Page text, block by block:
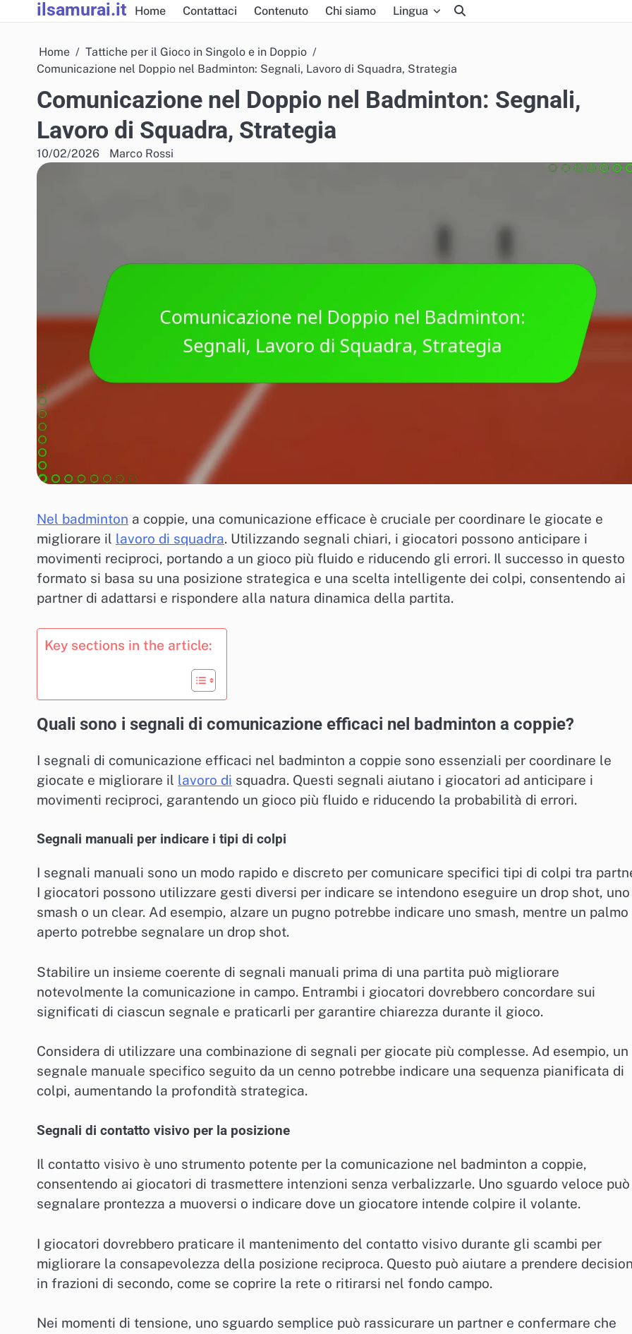
to
ilsamurai.it Home Contattaci Contenuto Chi siamo Lingua
Home
Tattiche per il Gioco in Singolo e in Doppio
Comunicazione nel Doppio nel Badminton: Segnali, Lavoro di Squadra, Strategia
Comunicazione nel Doppio nel Badminton: Segnali,
Lavoro di Squadra, Strategia
10/02/2026 Marco Rossi
Nel badminton a coppie, una comunicazione efficace è cruciale per coordinare le giocate e
migliorare il lavoro di squadra. Utilizzando segnali chiari, i giocatori possono anticipare i
movimenti reciproci, portando a un gioco più fluido e riducendo gli errori. Il successo in questo
formato si basa su una posizione strategica e una scelta intelligente dei colpi, consentendo ai
partner di adattarsi e rispondere alla natura dinamica della partita.
Key sections in the article:
Quali sono i segnali di comunicazione efficaci nel badminton a coppie?
I segnali di comunicazione efficaci nel badminton a coppie sono essenziali per coordinare le
giocate e migliorare il lavoro di squadra. Questi segnali aiutano i giocatori ad anticipare i
movimenti reciproci, garantendo un gioco più fluido e riducendo la probabilità di errori.
Segnali manuali per indicare i tipi di colpi
I segnali manuali sono un modo rapido e discreto per comunicare specifici tipi di colpi tra
I giocatori possono utilizzare gesti diversi per indicare se intendono eseguire un drop shot, uno
smash o un clear. Ad esempio, alzare un pugno potrebbe indicare uno smash, mentre un palmo
aperto potrebbe segnalare un drop shot.
Stabilire un insieme coerente di segnali manuali prima di una partita può migliorare
notevolmente la comunicazione in campo. Entrambi i giocatori dovrebbero concordare sui
significati di ciascun segnale e praticarli per garantire chiarezza durante il gioco.
Considera di utilizzare una combinazione di segnali per giocate più complesse. Ad esempio, un
segnale manuale specifico seguito da un cenno potrebbe indicare una sequenza pianificata di
colpi, aumentando la profondità strategica.
Segnali di contatto visivo per la posizione
Il contatto visivo è uno strumento potente per la comunicazione nel badminton a coppie,
consentendo ai giocatori di trasmettere intenzioni senza verbalizzarle. Uno sguardo veloce può
segnalare prontezza a muoversi o indicare dove un giocatore intende colpire il volante.
I giocatori dovrebbero praticare il mantenimento del contatto visivo durante gli scambi per
migliorare la consapevolezza della posizione reciproca. Questo può aiutare a prendere
in frazioni di secondo, come se coprire la rete o ritirarsi nel fondo campo.
Nei momenti di tensione, uno sguardo semplice può rassicurare un partner e confermare che